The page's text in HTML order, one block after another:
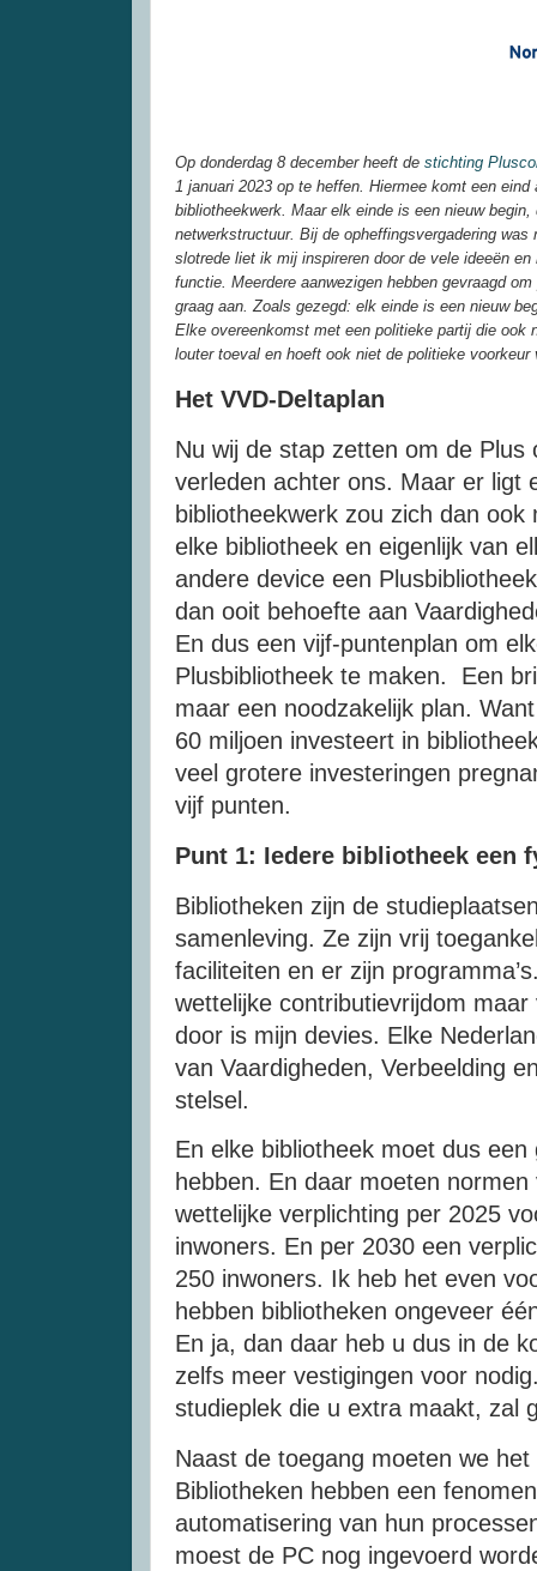
Op donderdag 8 december heeft de stichting
1 januari 2023 op te heffen. Hiermee komt een
bibliotheekwerk. Maar elk einde is een nieuw
netwerkstructuur. Bij de opheffingsvergadering
slotrede liet ik mij inspireren door de vele ideeën
functie. Meerdere aanwezigen hebben gevraagd
graag aan. Zoals gezegd: elk einde is een nieuw
Elke overeenkomst met een politieke partij die ook
louter toeval en hoeft ook niet de politieke
Het VVD-Deltaplan
Nu wij de stap zetten om de
verleden achter ons. Maar er ligt
bibliotheekwerk zou zich dan
elke bibliotheek en eigenlijk van
andere device een
dan ooit behoefte aan
En dus een vijf-puntenplan om
Plusbibliotheek te maken. Een
maar een noodzakelijk plan.
60 miljoen investeert in
veel grotere investeringen
vijf punten.
Punt 1: Iedere bibliotheek een
Bibliotheken zijn de
samenleving. Ze zijn vrij
faciliteiten en er zijn
wettelijke contributievrijdom
door is mijn devies. Elke
van Vaardigheden, Verbeelding
stelsel.
En elke bibliotheek moet dus
hebben. En daar moeten
wettelijke verplichting per 2025
inwoners. En per 2030 een
250 inwoners. Ik heb het even
hebben bibliotheken ongeveer
En ja, dan daar heb u dus in de
zelfs meer vestigingen voor
studieplek die u extra maakt, zal
Naast de toegang moeten we
Bibliotheken hebben een
automatisering van hun
moest de PC nog ingevoerd